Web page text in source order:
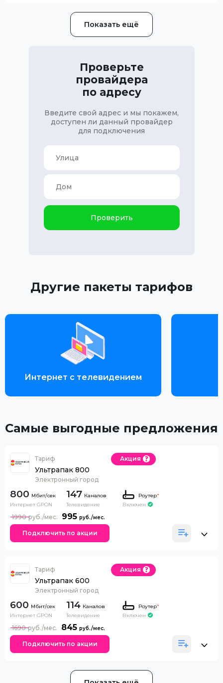
Показать ещё
Проверьте
провайдера
по адресу
Введите свой адрес и мы покажем,
доступен ли данный провайдер
для подключения
Проверить
Другие пакеты тарифов
Интернет с телевидением
Самые выгодные предложения
Тариф
Ультрапак 800
Электронный город
Акция
800
Интернет GPON
147 Каналов
Телевидение
Роутер*
Включен
995
1990
Подключить по акции
Тариф
Ультрапак 600
Электронный город
Акция
600
Интернет GPON
114 Каналов
Телевидение
Роутер*
Включен
845
1690
Подключить по акции